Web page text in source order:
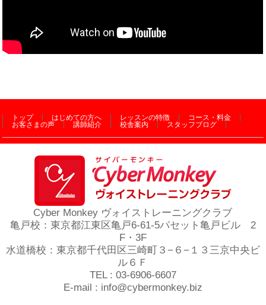
トップ はじめての方へ レッスンの特徴
コース・料金
お客さまの声
講師紹介 校舎案内 スタッフブログ
Cyber Monkey ヴォイストレーニングクラブ
亀戸校：東京都江東区亀戸6-61-5パセット亀戸ビル 2
F・3F
水道橋校：東京都千代田区三崎町３−６−１３三京中央ビ
ル６Ｆ
TEL : 03-6906-6607
E-mail : info@cybermonkey.biz